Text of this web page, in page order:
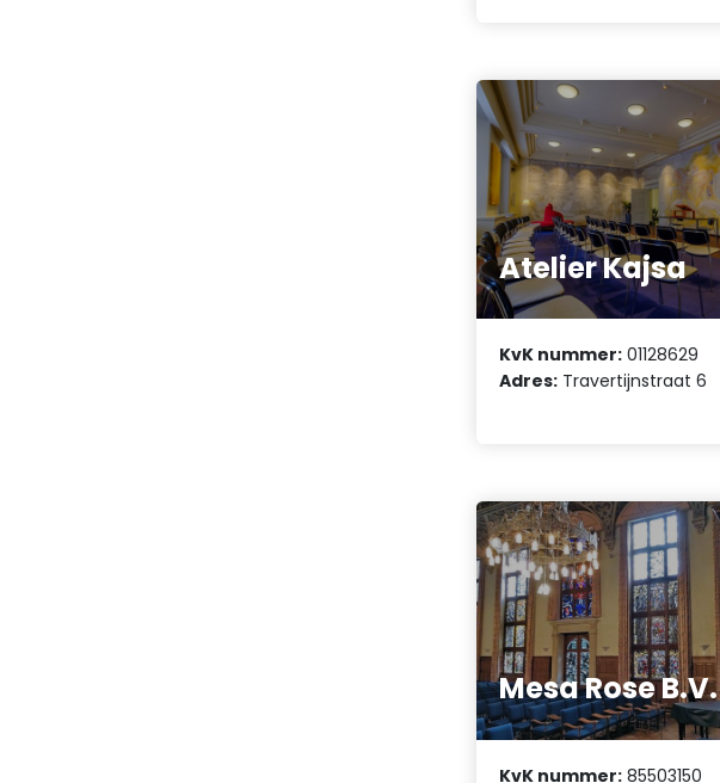
Atelier Kajsa
KvK nummer: 01128629
Adres: Travertijnstraat 6
Mesa Rose B.V.
KvK nummer: 85503150